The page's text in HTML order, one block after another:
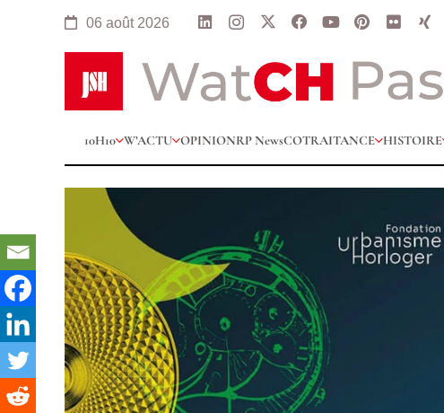
06 août 2026
10H10 W’ACTU OPINIONRP NewsCOTRAITANCE HISTOIRE